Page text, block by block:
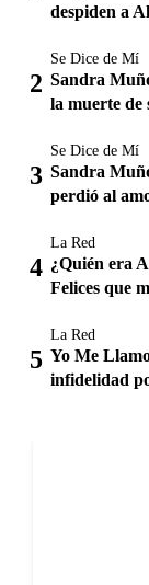
despiden a
Se Dice de Mí
Sandra
la muerte de
Se Dice de Mí
Sandra
perdió al
La Red
¿Quién era
Felices que
La Red
Yo Me
infidelidad